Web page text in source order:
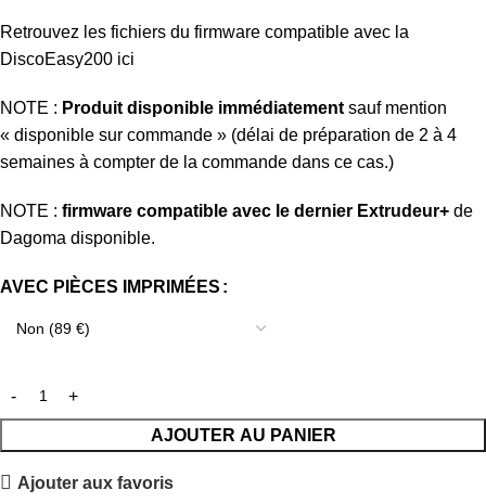
Retrouvez les fichiers du firmware compatible avec la
DiscoEasy200 ici
NOTE : Produit disponible immédiatement sauf mention
« disponible sur commande » (délai de préparation de 2 à 4
semaines à compter de la commande dans ce cas.)
NOTE : firmware compatible avec le dernier Extrudeur+ de
Dagoma disponible.
AVEC PIÈCES IMPRIMÉES
AJOUTER AU PANIER
Ajouter aux favoris